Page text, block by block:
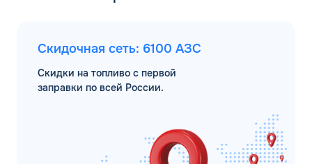
Скидочная сеть: 6100 АЗС
Скидки на топливо с первой
заправки по всей России.